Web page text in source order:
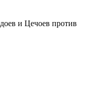
и Цечоев против